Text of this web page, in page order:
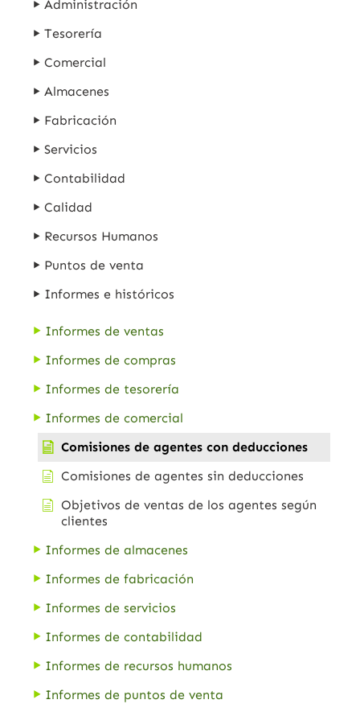
Administración
Tesorería
Comercial
Almacenes
Fabricación
Servicios
Contabilidad
Calidad
Recursos Humanos
Puntos de venta
Informes e históricos
Informes de ventas
Informes de compras
Informes de tesorería
Informes de comercial
Comisiones de agentes con deducciones
Comisiones de agentes sin deducciones
Objetivos de ventas de los agentes según
clientes
Informes de almacenes
Informes de fabricación
Informes de servicios
Informes de contabilidad
Informes de recursos humanos
Informes de puntos de venta